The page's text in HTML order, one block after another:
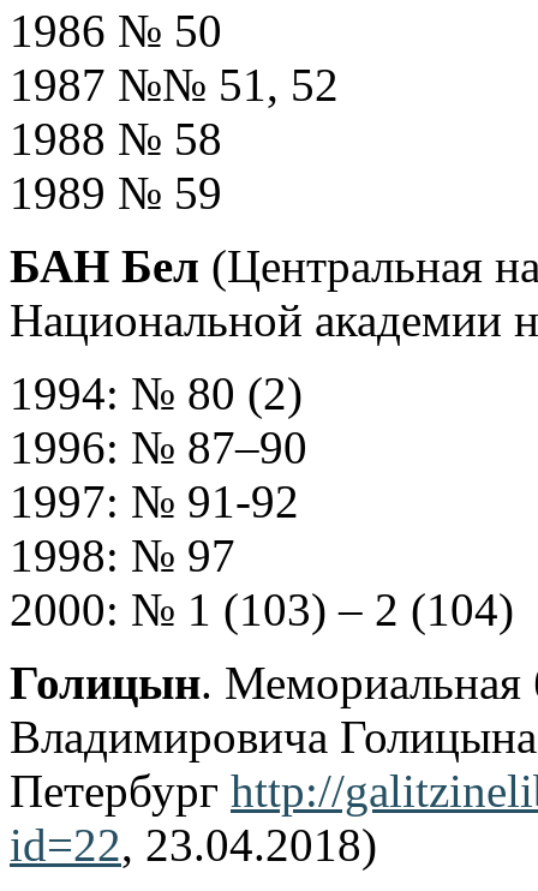
1986 № 50
1987 №№ 51, 52
1988 № 58
1989 № 59
БАН Бел (Центральная
Национальной академии
1994: № 80 (2)
1996: № 87–90
1997: № 91-92
1998: № 97
2000: № 1 (103) – 2 (104)
Голицын. Мемориальная
Владимировича
Петербург http://
id=22, 23.04.2018)